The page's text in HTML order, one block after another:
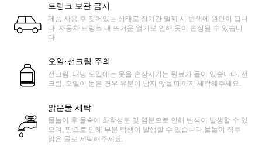
트렁크 보관 금지
제품 사용 후 젖어있는 상태로 장기간 밀폐 시 변색에 원인이 됩니
다. 자동차 트렁크 내 뜨거운 열기로 인해 옷이 손상될 수 있습니
다.
오일·선크림 주의
선크림, 태닝 오일에는 옷을 손상시키는 원료가 들어 있습니다. 선
크림, 오일이 묻은 경우 유분이 남지 않을 때까지 세탁해주세요.
맑은물 세탁
물놀이 후 물속에 화학성분 및 염분으로 인해 변색이 발생할 수 있
으며, 땀으로 인해 부분 탁생이 발생할 수 있습니다.물놀이 직후
맑은 물로 세탁해주세요.